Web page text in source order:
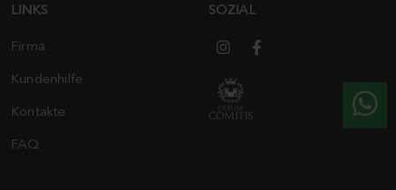
LINKS
Firma
Kundenhilfe
Kontakte
FAQ
SOZIAL